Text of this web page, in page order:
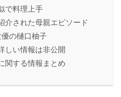
で料理上手
介された母親エピソード
の樋口柚子
しい情報は非公開
関する情報まとめ